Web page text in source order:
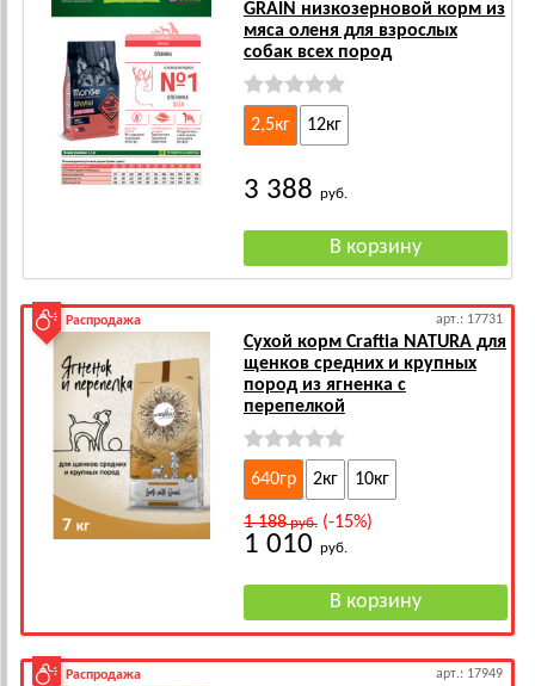
GRAIN низкозерновой корм из
мяса оленя для взрослых
собак всех пород
2,5кг 12кг
3 388 руб.
Распродажа арт.: 17731
Сухой корм Craftia NATURA для
щенков средних и крупных
пород из ягненка с
перепелкой
640гр 2кг 10кг
1 188руб.(-15%)
1 010 руб.
Распродажа арт.: 17949